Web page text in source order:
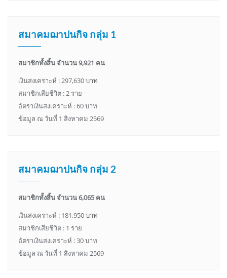
สมาคมฌาปนกิจ กลุ่ม 1
สมาชิกทั้งสิ้น จำนวน 9,921 คน
เงินสงเคราะห์ : 297,630 บาท
สมาชิกเสียชีวิต : 2 ราย
อัตราเงินสงเคราะห์ : 60 บาท
ข้อมูล ณ วันที่ 1 สิงหาคม 2569
สมาคมฌาปนกิจ กลุ่ม 2
สมาชิกทั้งสิ้น จำนวน 6,065 คน
เงินสงเคราะห์ : 181,950 บาท
สมาชิกเสียชีวิต : 1 ราย
อัตราเงินสงเคราะห์ : 30 บาท
ข้อมูล ณ วันที่ 1 สิงหาคม 2569